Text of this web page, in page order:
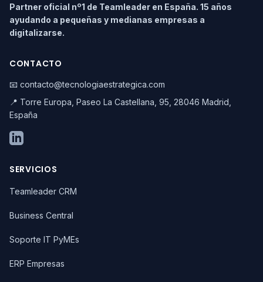
Partner oficial nº1 de Teamleader en España. 15 años
ayudando a pequeñas y medianas empresas a
digitalizarse.
CONTACTO
📧 contacto@tecnologiaestrategica.com
📍 Torre Europa, Paseo La Castellana, 95, 28046 Madrid,
España
SERVICIOS
Teamleader CRM
Business Central
Soporte IT PyMEs
ERP Empresas